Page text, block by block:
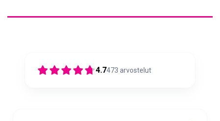
4.7473 arvostelut